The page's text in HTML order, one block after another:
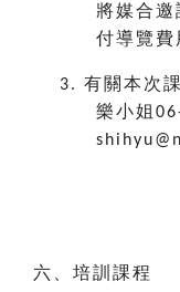
將媒合
付導覽費
3.有關本次
樂小姐
六、培訓課程